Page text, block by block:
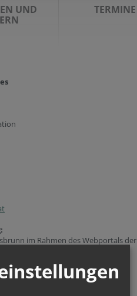
UND
TERMINE
im Rahmen des Webportals der